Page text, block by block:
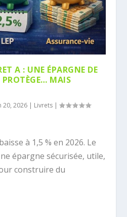
A : UNE ÉPARGNE DE
MAIS
20, 2026 | Livrets |
à 1,5 % en 2026. Le
épargne sécurisée, utile,
construire du